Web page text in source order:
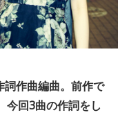
作曲編曲。前作で
今回3曲の作詞をし